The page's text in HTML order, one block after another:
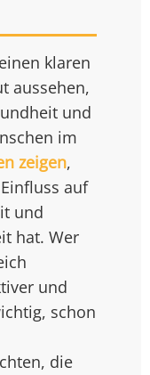
klaren
aussehen,
und
im
zeigen,
auf
und
hat. Wer
und
schon
die